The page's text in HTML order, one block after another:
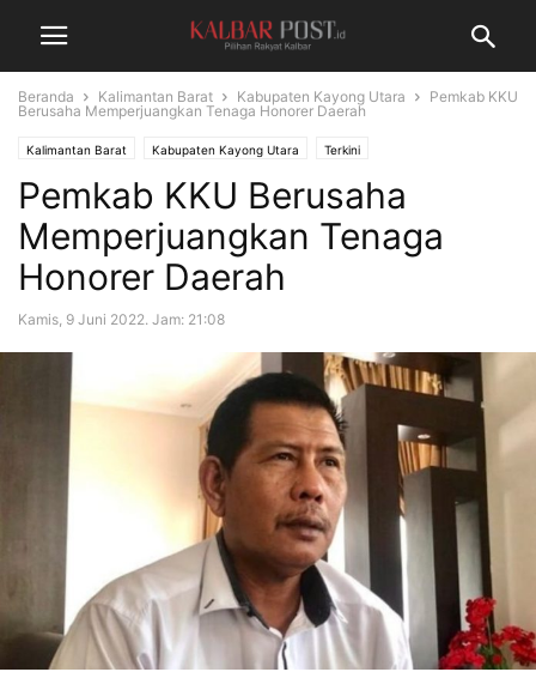
Beranda Kalimantan Barat Kabupaten Kayong Utara
Pemkab KKU
Berusaha Memperjuangkan Tenaga Honorer Daerah
Kalimantan Barat Kabupaten Kayong Utara Terkini
Pemkab KKU Berusaha
Memperjuangkan Tenaga
Honorer Daerah
Kamis, 9 Juni 2022. Jam: 21:08